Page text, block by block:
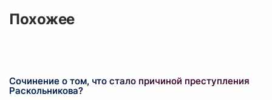
Похожее
Сочинение о том, что стало причиной преступления
Раскольникова?